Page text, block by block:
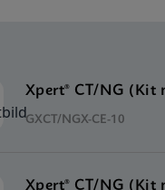
Xpert® CT/NG (Kit
GXCT/NGX-CE-10
Xpert® CT/NG (Kit